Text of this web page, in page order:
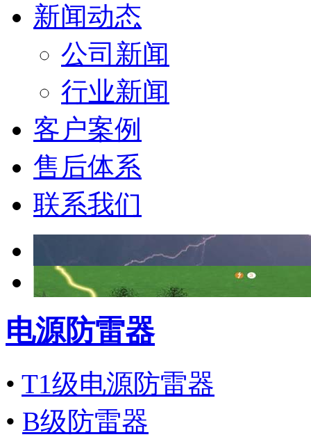
新闻动态
公司新闻
行业新闻
客户案例
售后体系
联系我们
电源防雷器
• T1级电源防雷器
• B级防雷器